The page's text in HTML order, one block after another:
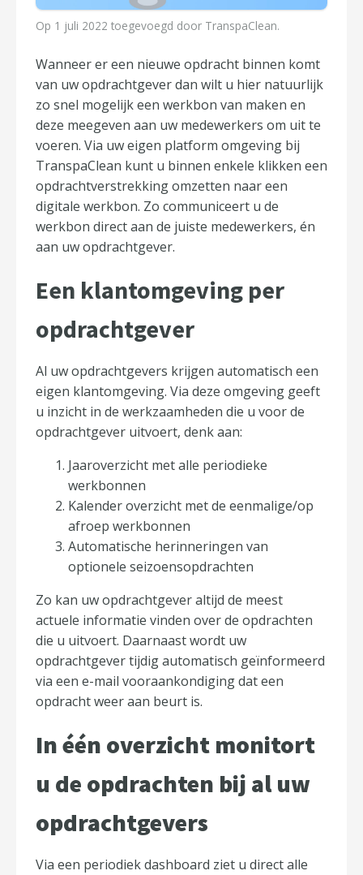
Op 1 juli 2022 toegevoegd door TranspaClean.
Wanneer er een nieuwe opdracht binnen komt
van uw opdrachtgever dan wilt u hier natuurlijk
zo snel mogelijk een werkbon van maken en
deze meegeven aan uw medewerkers om uit te
voeren. Via uw eigen platform omgeving bij
TranspaClean kunt u binnen enkele klikken een
opdrachtverstrekking omzetten naar een
digitale werkbon. Zo communiceert u de
werkbon direct aan de juiste medewerkers, én
aan uw opdrachtgever.
Een klantomgeving per
opdrachtgever
Al uw opdrachtgevers krijgen automatisch een
eigen klantomgeving. Via deze omgeving geeft
u inzicht in de werkzaamheden die u voor de
opdrachtgever uitvoert, denk aan:
Jaaroverzicht met alle periodieke
werkbonnen
Kalender overzicht met de eenmalige/op
afroep werkbonnen
Automatische herinneringen van
optionele seizoensopdrachten
Zo kan uw opdrachtgever altijd de meest
actuele informatie vinden over de opdrachten
die u uitvoert. Daarnaast wordt uw
opdrachtgever tijdig automatisch geïnformeerd
via een e-mail vooraankondiging dat een
opdracht weer aan beurt is.
In één overzicht monitort
u de opdrachten bij al uw
opdrachtgevers
Via een periodiek dashboard ziet u direct alle